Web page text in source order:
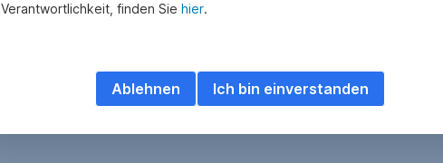
Verantwortlichkeit, finden Sie hier.
Ich bin einverstanden
Ablehnen